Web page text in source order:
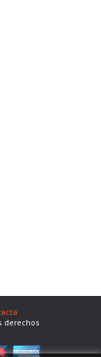
derechos